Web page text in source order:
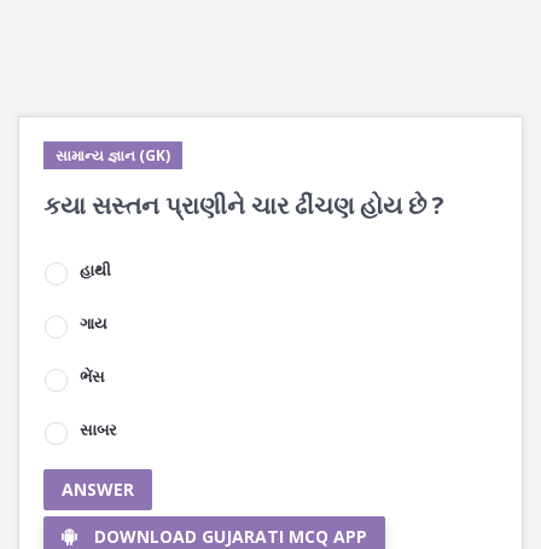
સામાન્ય જ્ઞાન (GK)
કયા સસ્તન પ્રાણીને ચાર ઢીંચણ હોય છે ?
હાથી
ગાય
ભેંસ
સાબર
ANSWER
DOWNLOAD GUJARATI MCQ APP